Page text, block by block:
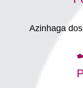
Azinhaga